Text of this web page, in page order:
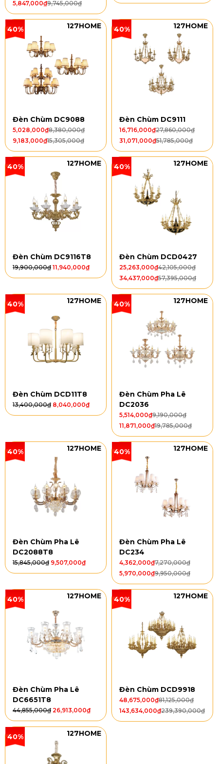
9,745,000₫
5,847,000₫
40% 127HOME
Đèn Chùm DC9088
8,380,000₫
5,028,000₫
15,305,000₫
9,183,000₫
40% 127HOME
Đèn Chùm DC9111
27,860,000₫
16,716,000₫
51,785,000₫
31,071,000₫
40% 127HOME
Đèn Chùm DC9116T8
19,900,000₫ 11,940,000₫
40% 127HOME
Đèn Chùm DCD0427
42,105,000₫
25,263,000₫
57,395,000₫
34,437,000₫
40% 127HOME
Đèn Chùm DCD11T8
13,400,000₫ 8,040,000₫
40% 127HOME
Đèn Chùm Pha Lê
DC2036
9,190,000₫
5,514,000₫
19,785,000₫
11,871,000₫
40% 127HOME
Đèn Chùm Pha Lê
DC2088T8
15,845,000₫ 9,507,000₫
40% 127HOME
Đèn Chùm Pha Lê
DC234
7,270,000₫
4,362,000₫
9,950,000₫
5,970,000₫
40% 127HOME
Đèn Chùm Pha Lê
DC6651T8
44,855,000₫ 26,913,000₫
40% 127HOME
Đèn Chùm DCD9918
81,125,000₫
48,675,000₫
239,390,000₫
143,634,000₫
40% 127HOME